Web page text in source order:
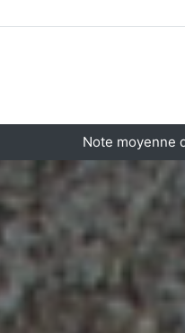
Note moyenne